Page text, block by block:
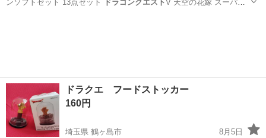
ンソフトセット 13点セット
ドラゴンクエストV 天空の花嫁 スーパー
ドラクエ フードストッカー
160円
埼玉県 鶴ヶ島市
8月5日